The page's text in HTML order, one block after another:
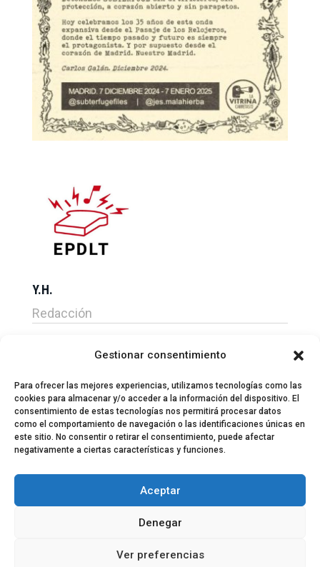
Gestionar consentimiento
Para ofrecer las mejores experiencias, utilizamos tecnologías como las
cookies para almacenar y/o acceder a la información del dispositivo. El
consentimiento de estas tecnologías nos permitirá procesar datos
como el comportamiento de navegación o las identificaciones únicas en
este sitio. No consentir o retirar el consentimiento, puede afectar
negativamente a ciertas características y funciones.
Aceptar
Denegar
Ver preferencias
Y.H.
Redacción
Equipo EPDLT Contacto